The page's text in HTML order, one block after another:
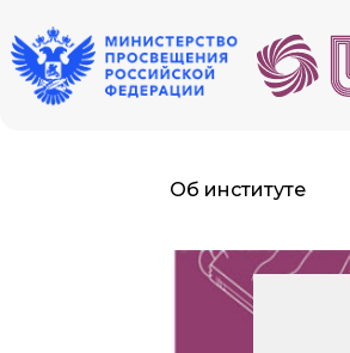
Об институте